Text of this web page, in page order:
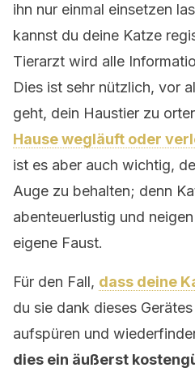
ihn nur einmal einsetzen
kannst du deine Katze
Tierarzt wird alle
Dies ist sehr nützlich, vor
geht, dein Haustier zu
Hause wegläuft oder
ist es aber auch wichtig,
Auge zu behalten; denn
abenteuerlustig und
eigene Faust.
Für den Fall, dass deine
du sie dank dieses
aufspüren und
dies ein äußerst